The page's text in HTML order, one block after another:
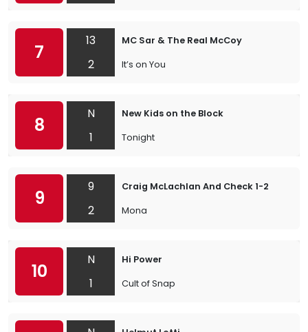
7
13
2
MC Sar & The Real McCoy
It’s on You
8
N
1
New Kids on the Block
Tonight
9
9
2
Craig McLachlan And Check 1-2
Mona
10
N
1
Hi Power
Cult of Snap